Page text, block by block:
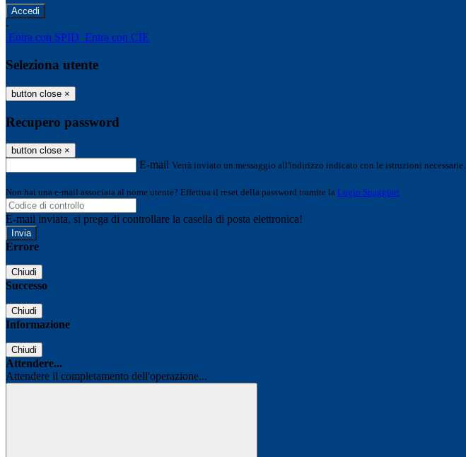
-
Entra con SPID Entra con CIE
Seleziona utente
button close ×
Recupero password
button close ×
E-mail Verrà inviato un messaggio all'indirizzo indicato con le istruzioni necessarie.
Non hai una e-mail associata al nome utente? Effettua il reset della password tramite la Login Spaggiari
E-mail inviata, si prega di controllare la casella di posta elettronica!
Errore
Chiudi
Successo
Chiudi
Informazione
Chiudi
Attendere...
Attendere il completamento dell'operazione...